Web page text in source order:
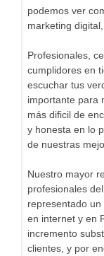
podemos ver
marketing
Profesionales,
cumplidores en
escuchar tus
importante para
más dificil de
y honesta en lo
de nuestras
Nuestro mayor
profesionales
representado
en internet y en
incremento
clientes, y por